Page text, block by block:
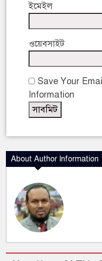
ইমেইল
ওয়েবসাইট
Save Your
Information
About Author Information